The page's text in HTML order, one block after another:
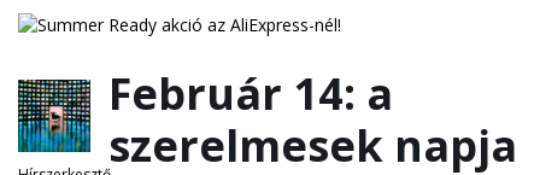
Február 14: a
szerelmesek napja